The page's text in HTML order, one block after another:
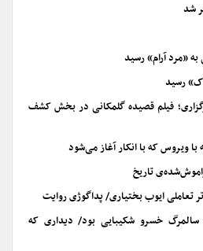
شد
به «مرد آرام» رسید
رسید
فیلم قصیده گلمکانی در بخش کشف
ویروس که با انکار آغاز می‌شود
تاریخ
تعاملی ایوب بختیاری/ پداگوژی روایت
تیری که سالمرگ خسرو شکیبایی بود/ دیداری که